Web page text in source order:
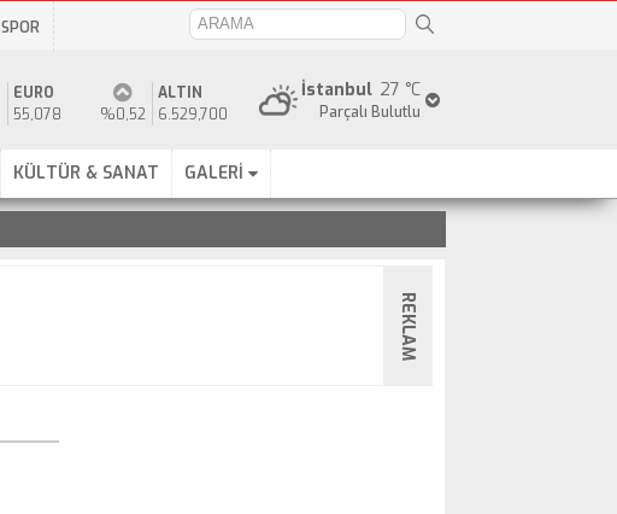
SPOR
27 °C
İstanbul
Parçalı Bulutlu
EURO
55,078
%0,52
ALTIN
6.529,700
KÜLTÜR & SANAT GALERİ
REKLAM